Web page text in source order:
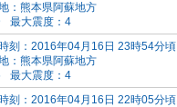
：熊本県阿蘇地方
最大震度：4
刻：2016年04月16日 23時54分頃
：熊本県阿蘇地方
最大震度：4
刻：2016年04月16日 22時05分頃